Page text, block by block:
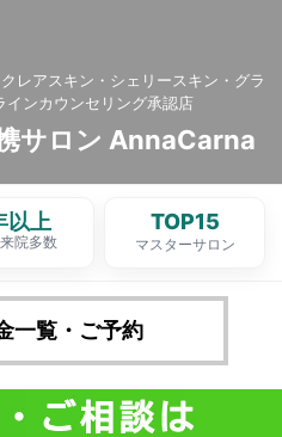
レアスキン・シェリースキン・グラ
インカウンセリング承認店
サロン AnnaCarna
以上
院多数
TOP15
マスターサロン
一覧・ご予約